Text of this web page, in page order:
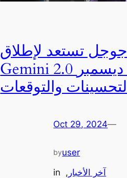
جوجل تستعد لإطلاق
Gemini 2.0 في ديسمبر
Oct 29, 2024—
byuser
in
آخر الأخبار ,